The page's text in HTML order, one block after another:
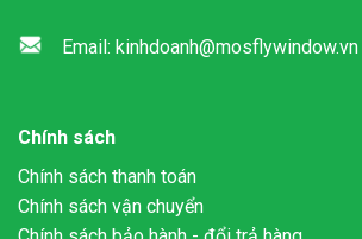
Email: kinhdoanh@mosflywindow.vn
Chính sách
Chính sách thanh toán
Chính sách vận chuyển